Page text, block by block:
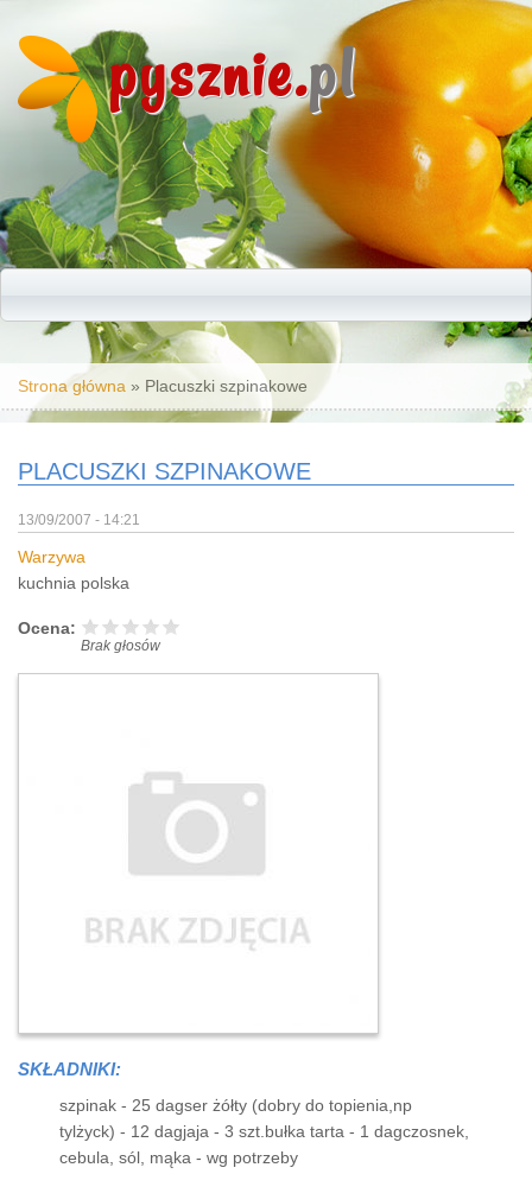
pysznie.pl
Jesteś tutaj
Strona główna » Placuszki szpinakowe
PLACUSZKI SZPINAKOWE
13/09/2007 - 14:21
Warzywa
kuchnia polska
Ocena:
Brak głosów
SKŁADNIKI:
szpinak - 25 dagser żółty (dobry do topienia,np
tylżyck) - 12 dagjaja - 3 szt.bułka tarta - 1 dagczosnek,
cebula, sól, mąka - wg potrzeby